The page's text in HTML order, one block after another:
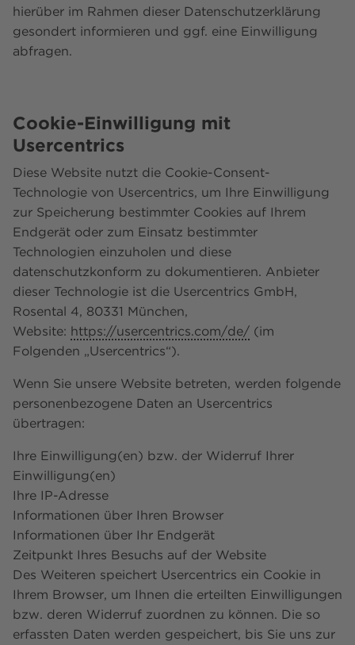
hierüber im Rahmen dieser Datenschutzerklärung
gesondert informieren und ggf. eine Einwilligung
abfragen.
Cookie-Einwilligung mit
Usercentrics
Diese Website nutzt die Cookie-Consent-
Technologie von Usercentrics, um Ihre Einwilligung
zur Speicherung bestimmter Cookies auf Ihrem
Endgerät oder zum Einsatz bestimmter
Technologien einzuholen und diese
datenschutzkonform zu dokumentieren. Anbieter
dieser Technologie ist die Usercentrics GmbH,
Rosental 4, 80331 München,
Website: https://usercentrics.com/de/ (im
Folgenden „Usercentrics“).
Wenn Sie unsere Website betreten, werden folgende
personenbezogene Daten an Usercentrics
übertragen:
Ihre Einwilligung(en) bzw. der Widerruf Ihrer
Einwilligung(en)
Ihre IP-Adresse
Informationen über Ihren Browser
Informationen über Ihr Endgerät
Zeitpunkt Ihres Besuchs auf der Website
Des Weiteren speichert Usercentrics ein Cookie in
Ihrem Browser, um Ihnen die erteilten Einwilligungen
bzw. deren Widerruf zuordnen zu können. Die so
erfassten Daten werden gespeichert, bis Sie uns zur